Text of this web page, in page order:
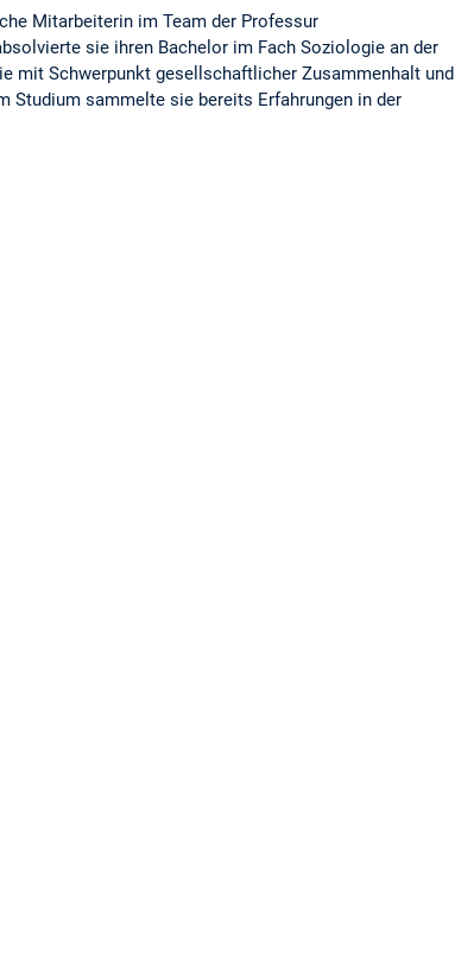
Mitarbeiterin im Team der Professur
sie ihren Bachelor im Fach Soziologie an der
mit Schwerpunkt gesellschaftlicher Zusammenhalt und
Studium sammelte sie bereits Erfahrungen in der